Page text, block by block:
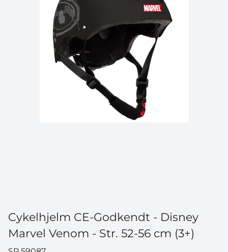
Cykelhjelm CE-Godkendt - Disney
Marvel Venom - Str. 52-56 cm (3+)